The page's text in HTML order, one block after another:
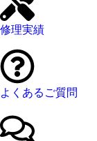
修理実績
よくあるご質問